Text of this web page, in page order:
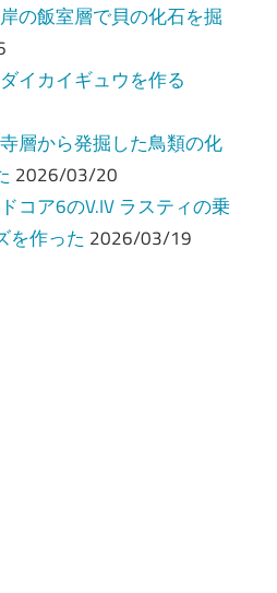
の飯室層で貝の化石を掘
イカイギュウを作る
層から発掘した鳥類の化
2026/03/20
コア6のV.IV ラスティの乗
を作った 2026/03/19